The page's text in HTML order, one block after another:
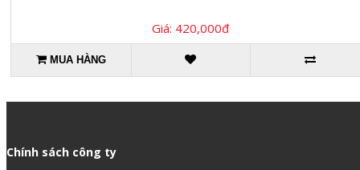
Giá: 420,000đ
MUA HÀNG
Chính sách công ty